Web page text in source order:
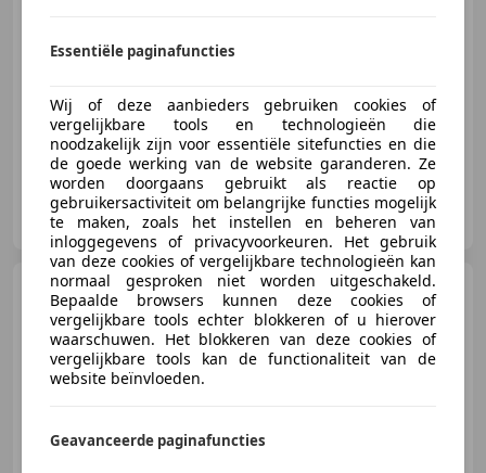
AutoGijs Tynaarlo
NL-9482 WK Tynaarlo
Toyota Avensis1.6 VVTi
Comfort
Essentiële paginafuncties
Wij of deze aanbieders gebruiken cookies of
vergelijkbare tools en technologieën die
noodzakelijk zijn voor essentiële sitefuncties en die
de goede werking van de website garanderen. Ze
worden doorgaans gebruikt als reactie op
gebruikersactiviteit om belangrijke functies mogelijk
te maken, zoals het instellen en beheren van
inloggegevens of privacyvoorkeuren. Het gebruik
van deze cookies of vergelijkbare technologieën kan
normaal gesproken niet worden uitgeschakeld.
Bepaalde browsers kunnen deze cookies of
vergelijkbare tools echter blokkeren of u hierover
waarschuwen. Het blokkeren van deze cookies of
vergelijkbare tools kan de functionaliteit van de
website beïnvloeden.
Geavanceerde paginafuncties